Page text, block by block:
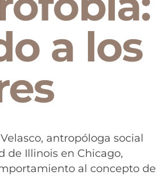
a los
antropóloga social
de Illinois en Chicago,
al concepto de